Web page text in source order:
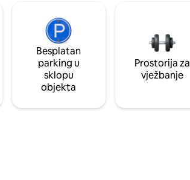
Besplatan
parking u
sklopu
objekta
Prostorija za
vježbanje